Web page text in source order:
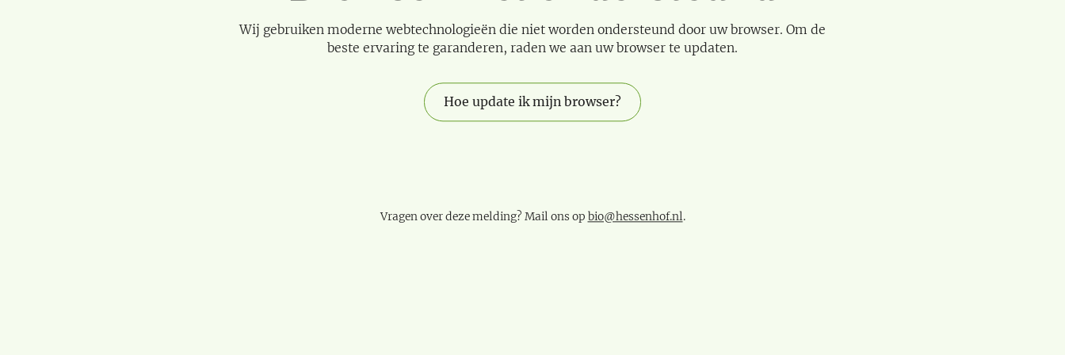
Wij gebruiken moderne webtechnologieën die niet worden ondersteund door uw browser. Om de
beste ervaring te garanderen, raden we aan uw browser te updaten.
Hoe update ik mijn browser?
Vragen over deze melding? Mail ons op bio@hessenhof.nl.